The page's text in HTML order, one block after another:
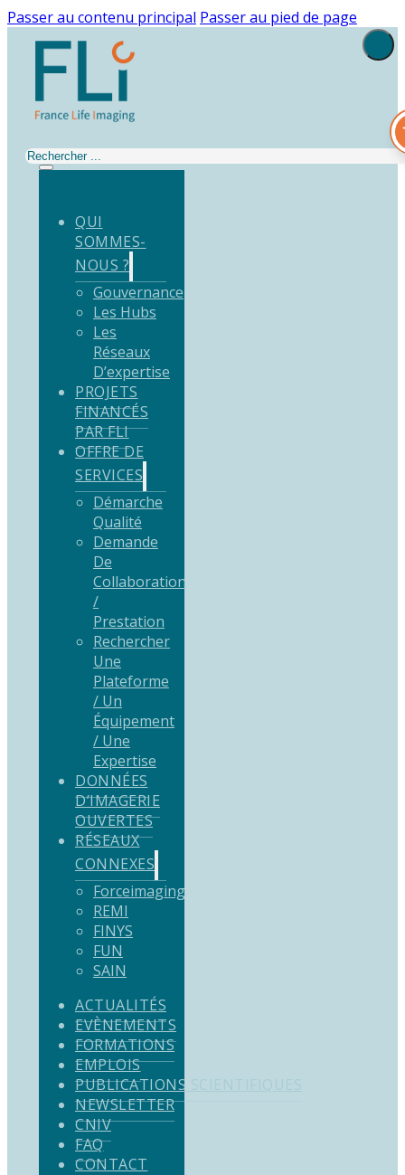
Passer au contenu principal Passer au pied de page
Rechercher
QUI
SOMMES-
NOUS ?
Gouvernance
Les Hubs
Les
Réseaux
D’expertise
PROJETS
FINANCÉS
PAR FLI
OFFRE DE
SERVICES
Démarche
Qualité
Demande
De
Collaboration
/
Prestation
Rechercher
Une
Plateforme
/ Un
Équipement
/ Une
Expertise
DONNÉES
D’IMAGERIE
OUVERTES
RÉSEAUX
CONNEXES
Forceimaging
REMI
FINYS
FUN
SAIN
ACTUALITÉS
EVÈNEMENTS
FORMATIONS
EMPLOIS
PUBLICATIONS SCIENTIFIQUES
NEWSLETTER
CNIV
FAQ
CONTACT